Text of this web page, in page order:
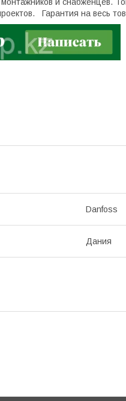
Гарантия на весь
Danfoss
Дания